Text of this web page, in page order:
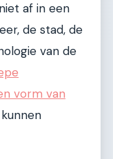
af in een
de stad, de
van de
vorm van